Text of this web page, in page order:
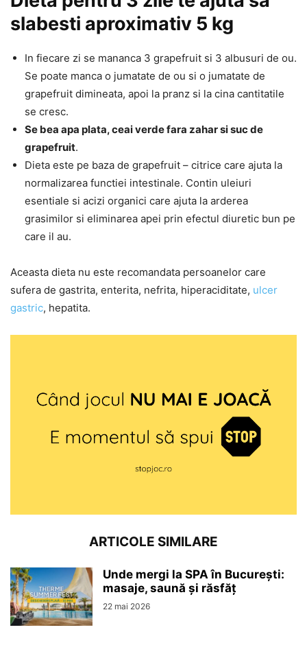
slabesti aproximativ 5 kg
In fiecare zi se mananca 3 grapefruit si 3 albusuri de ou.
Se poate manca o jumatate de ou si o jumatate de
grapefruit dimineata, apoi la pranz si la cina cantitatile
se cresc.
Se bea apa plata, ceai verde fara zahar si suc de
grapefruit.
Dieta este pe baza de grapefruit – citrice care ajuta la
normalizarea functiei intestinale. Contin uleiuri
esentiale si acizi organici care ajuta la arderea
grasimilor si eliminarea apei prin efectul diuretic bun pe
care il au.
Aceasta dieta nu este recomandata persoanelor care
sufera de gastrita, enterita, nefrita, hiperaciditate, ulcer
gastric, hepatita.
ARTICOLE SIMILARE
Unde mergi la SPA în București:
masaje, saună și răsfăț
22 mai 2026